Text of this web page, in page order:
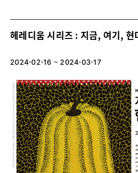
헤레디움 시리즈 : 지금, 여기, 현
2024-02-16 ~ 2024-03-17